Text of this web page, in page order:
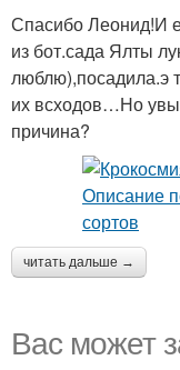
Спасибо Леонид!И
из бот.сада Ялты
люблю),посадила.э
их всходов…Но
причина?
читать дальше →
Вас может